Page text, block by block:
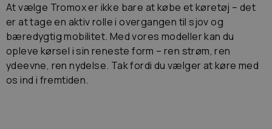
At vælge Tromox er ikke bare at købe et køretøj – det
er at tage en aktiv rolle i overgangen til sjov og
bæredygtig mobilitet. Med vores modeller kan du
opleve kørsel i sin reneste form – ren strøm, ren
ydeevne, ren nydelse. Tak fordi du vælger at køre med
os ind i fremtiden.